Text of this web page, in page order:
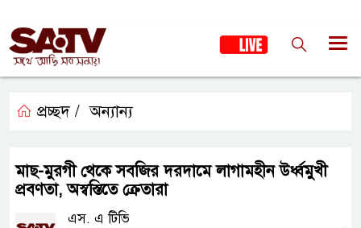
প্রচ্ছদ / অন্যান্য
মাছ-মুরগী থেকে সবজির দরদামে লাগামহীন উর্ধ্বমুখী
প্রবণতা, অস্বস্তিতে ক্রেতারা
এস. এ টিভি